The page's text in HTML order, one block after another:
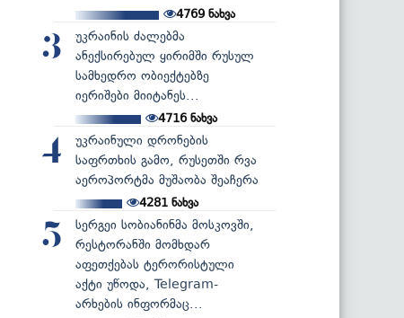
4769 ნახვა
3
უკრაინის ძალებმა
ანექსირებულ ყირიმში რუსულ
სამხედრო ობიექტებზე
იერიშები მიიტანეს...
4716ნახვა
4
უკრაინული დრონების
საფრთხის გამო, რუსეთში რვა
აეროპორტმა მუშაობა შეაჩერა
4281ნახვა
5
სერგეი სობიანინმა მოსკოვში,
რესტორანში მომხდარ
აფეთქებას ტერორისტული
აქტი უწოდა, Telegram-
არხების ინფორმაც...